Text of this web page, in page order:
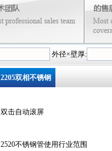
外径×壁厚:
2205双相不锈钢
双击自动滚屏
2520不锈钢管使用行业范围